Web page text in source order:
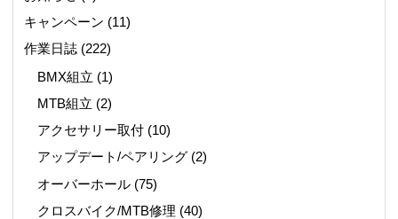
キャンペーン (11)
作業日誌(222)
BMX組立 (1)
MTB組立 (2)
アクセサリー取付 (10)
アップデート/ペアリング (2)
オーバーホール (75)
クロスバイク/MTB修理 (40)